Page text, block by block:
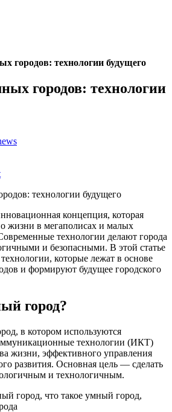
городов: технологии будущего
городов: технологии
концепция, которая
о жизни в мегаполисах и малых
технологии делают города
и безопасными. В этой статье
которые лежат в основе
и формируют будущее городского
город?
в котором используются
технологии (ИКТ)
жизни, эффективного управления
развития. Основная цель — сделать
и технологичным.
город, что такое умный город,